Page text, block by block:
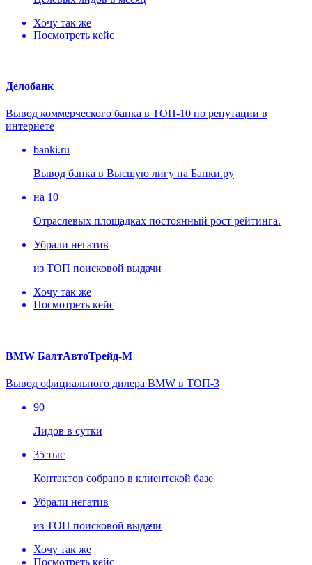
Хочу так же
Посмотреть кейс
Делобанк
Вывод коммерческого банка в ТОП-10 по репутации в
интернете
banki.ru
Вывод банка в Высшую лигу на Банки.ру
на 10
Отраслевых площадках постоянный рост рейтинга.
Убрали негатив
из ТОП поисковой выдачи
Хочу так же
Посмотреть кейс
BMW БалтАвтоТрейд-М
Вывод официального дилера BMW в ТОП-3
90
Лидов в сутки
35 тыс
Контактов собрано в клиентской базе
Убрали негатив
из ТОП поисковой выдачи
Хочу так же
Посмотреть кейс